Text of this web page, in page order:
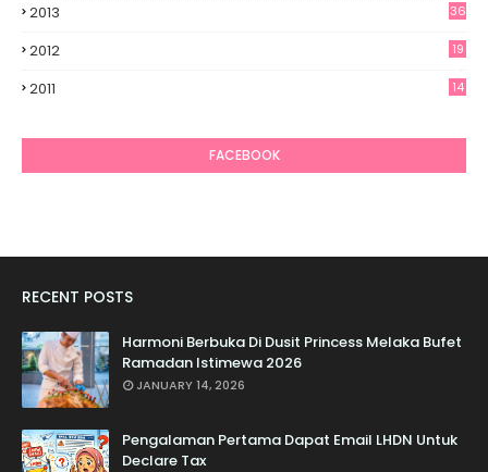
2013 36
2012
19
2011
14
FACEBOOK
RECENT POSTS
Harmoni Berbuka Di Dusit Princess Melaka Bufet
Ramadan Istimewa 2026
JANUARY 14, 2026
Pengalaman Pertama Dapat Email LHDN Untuk
Declare Tax